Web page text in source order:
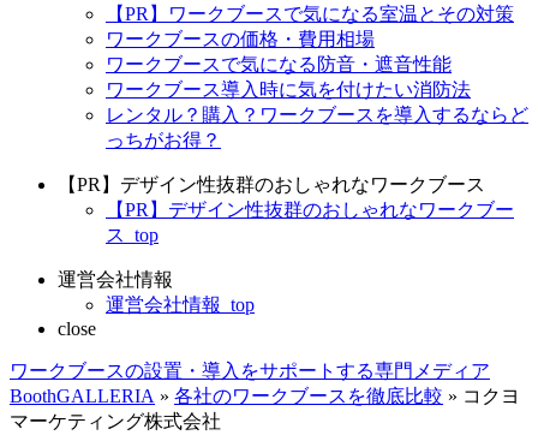
【PR】ワークブースで気になる室温とその対策
ワークブースの価格・費用相場
ワークブースで気になる防音・遮音性能
ワークブース導入時に気を付けたい消防法
レンタル？購入？ワークブースを導入するならど
っちがお得？
【PR】デザイン性抜群のおしゃれなワークブース
【PR】デザイン性抜群のおしゃれなワークブー
ス_top
運営会社情報
運営会社情報_top
close
ワークブースの設置・導入をサポートする専門メディア
BoothGALLERIA » 各社のワークブースを徹底比較 » コクヨ
マーケティング株式会社